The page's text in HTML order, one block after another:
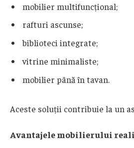
mobilier multifuncțional;
rafturi ascunse;
biblioteci integrate;
vitrine minimaliste;
mobilier până în tavan.
Aceste soluții contribuie la un
Avantajele mobilierului